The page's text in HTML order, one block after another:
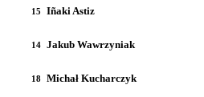
15 Iñaki Astiz
14 Jakub Wawrzyniak
18 Michał Kucharczyk